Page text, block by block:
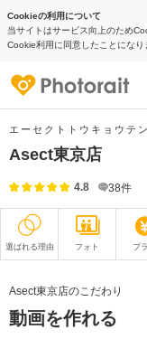
Cookieの利用について
当サイトはサービス向上のため
Cookie利用に同意したことになり
エーセクトトウキョウテン
Asect東京店
4.8 38件
選ばれる理由 フォト プ
衣装
Asect東京店のこだわり
動画を作れる